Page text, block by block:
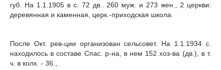
губ. На 1.1.1905 в с. 72 дв.. 260 муж. и 273 жен., 2 церкви:
деревянная и каменная, церк.-приходская школа.
После Окт. рев-ции организован сельсовет. На 1.1.1934 с.
находилось в составе Спас. р-на, в нем 152 хоз-ва (дв.), в т.
ч. в колх. - 36.,